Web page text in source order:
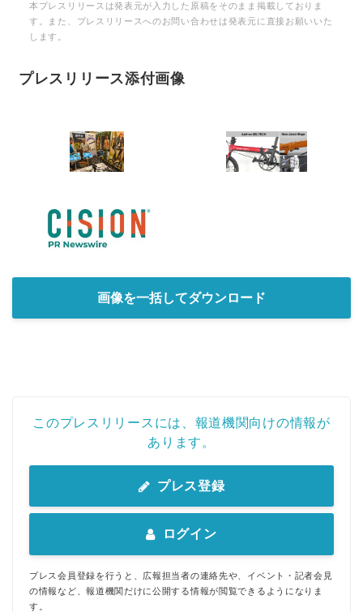
本プレスリリースは発表元が入力した原稿をそのまま掲載しておりま
す。また、プレスリリースへのお問い合わせは発表元に直接お願いいた
します。
プレスリリース添付画像
画像を一括してダウンロード
このプレスリリースには、報道機関向けの情報が
あります。
プレス登録
ログイン
プレス会員登録を行うと、広報担当者の連絡先や、イベント・記者会見
の情報など、報道機関だけに公開する情報が閲覧できるようになりま
す。